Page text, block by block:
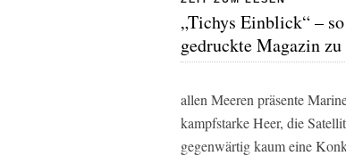
„Tichys Einblick“ –
gedruckte Magazin
allen Meeren präsente
kampfstarke Heer, die
gegenwärtig kaum eine